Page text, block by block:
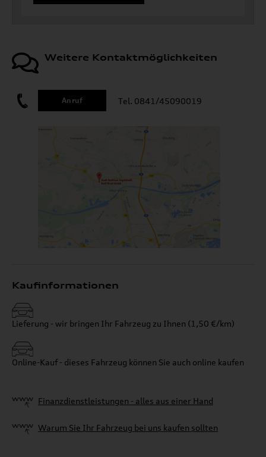
Weitere Kontaktmöglichkeiten
Anruf Tel. 0841/45090019
Kaufinformationen
Lieferung - wir bringen Ihr Fahrzeug zu Ihnen (1,50 €/km)
Online-Kauf - dieses Fahrzeug können Sie auch online kaufen
Finanzdienstleistungen - alles aus einer Hand
Warum Sie Ihr Fahrzeug bei uns kaufen sollten